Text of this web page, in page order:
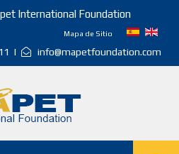
International Foundation
Mapa de Sitio
| info@mapetfoundation.com